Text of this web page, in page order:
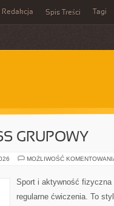
Redakcja Spis Treści Tagi
GRUPOWY
MOŻLIWOŚĆ
Sport i aktywność
regularne ćwiczenia. To